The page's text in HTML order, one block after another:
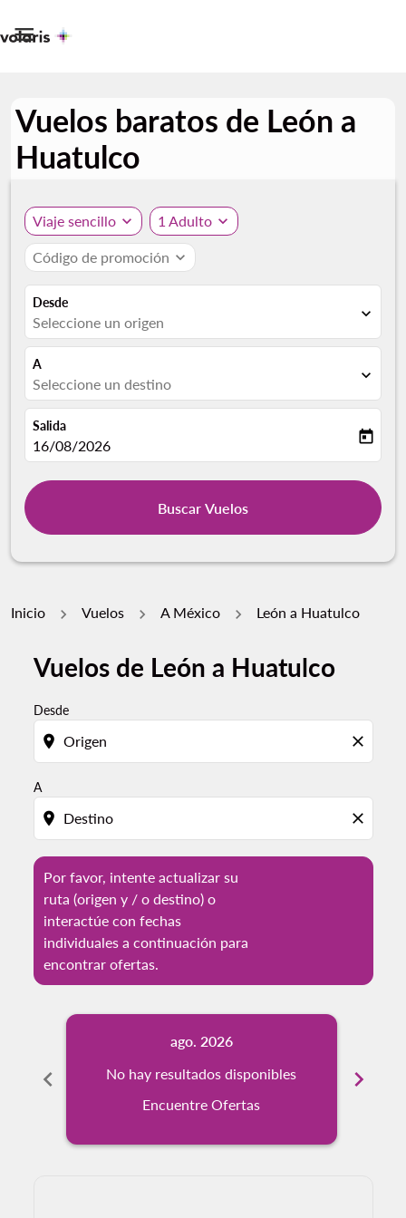

Vuelos baratos de León a
Huatulco
Viaje sencillo expand_more 1 Adulto expand_more
Código de promoción expand_more
Desde
Seleccione un origen expand_more
A
Seleccione un destino expand_more
Salida
fc-booking-departure-date-aria-label
16/08/2026 today
Buscar Vuelos
Inicio Vuelos A México León a Huatulco
Vuelos de León a Huatulco
Desde
location_on close
A
location_on close
Por favor, intente actualizar su
ruta (origen y / o destino) o
interactúe con fechas
individuales a continuación para
encontrar ofertas.
Por favor, intente actualizar su ruta (origen y / o
chevron_left
ago. 2026
No hay resultados disponibles
Encuentre Ofertas
chevron_right